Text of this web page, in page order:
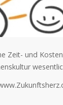
Zeit- und